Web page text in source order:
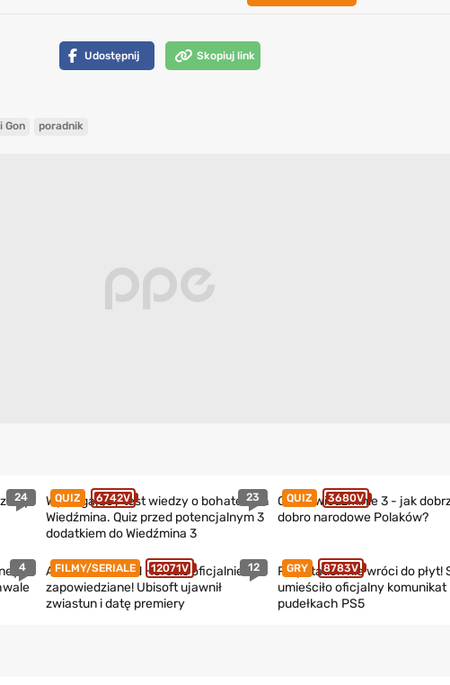
Udostępnij Skopiuj link
Gon poradnik
24 QUIZ 6742V 23
Wymagający test wiedzy o bohaterach
Wiedźmina. Quiz przed potencjalnym 3
dodatkiem do Wiedźmina 3
QUIZ 3680V
Quiz o Wiedźminie 3 - jak
dobro narodowe Polaków?
4 FILMY/SERIALE 12071V 12
Assassin’s Creed Heredis oficjalnie
zapowiedziane! Ubisoft ujawnił
zwiastun i datę premiery
GRY 8783V
PlayStation nie wróci do płyt!
umieściło oficjalny komunikat
pudełkach PS5